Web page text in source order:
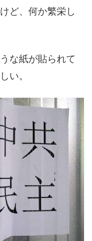
ど、何か繁栄し
な紙が貼られて
い。